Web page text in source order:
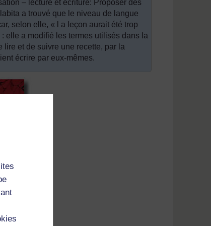
– lecture et écriture: Proposer des
a trouvé que le niveau de langue
selon elle, « l a leçon aurait été trop
elle a modifié les termes utilisés dans la
lire et de suivre une recette, par la
écrire par eux-mêmes.